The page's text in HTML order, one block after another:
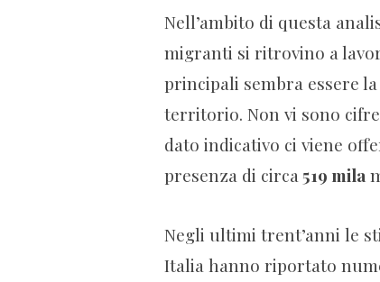
Nell’ambito di questa
migranti si ritrovino a
principali sembra essere
territorio. Non vi sono
dato indicativo ci viene
presenza di circa 519 mila
Negli ultimi trent’anni le
Italia hanno riportato